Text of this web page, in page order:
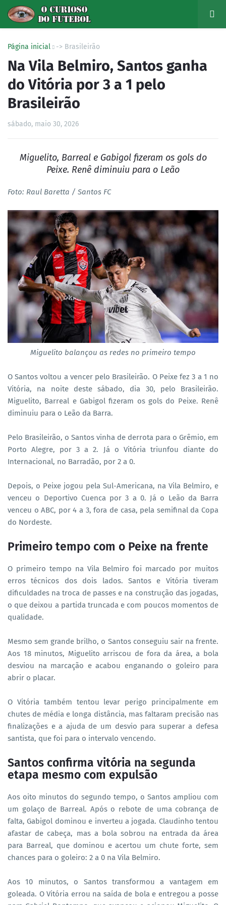
Página inicial -> Brasileirão
Na Vila Belmiro, Santos ganha
do Vitória por 3 a 1 pelo
Brasileirão
sábado, maio 30, 2026
Miguelito, Barreal e Gabigol fizeram os gols do
Peixe. Renê diminuiu para o Leão
Foto: Raul Baretta / Santos FC
Miguelito balançou as redes no primeiro tempo
O Santos voltou a vencer pelo Brasileirão. O Peixe fez 3 a 1 no
Vitória, na noite deste sábado, dia 30, pelo Brasileirão.
Miguelito, Barreal e Gabigol fizeram os gols do Peixe. Renê
diminuiu para o Leão da Barra.
Pelo Brasileirão, o Santos vinha de derrota para o Grêmio, em
Porto Alegre, por 3 a 2. Já o Vitória triunfou diante do
Internacional, no Barradão, por 2 a 0.
Depois, o Peixe jogou pela Sul-Americana, na Vila Belmiro, e
venceu o Deportivo Cuenca por 3 a 0. Já o Leão da Barra
venceu o ABC, por 4 a 3, fora de casa, pela semifinal da Copa
do Nordeste.
Primeiro tempo com o Peixe na frente
O primeiro tempo na Vila Belmiro foi marcado por muitos
erros técnicos dos dois lados. Santos e Vitória tiveram
dificuldades na troca de passes e na construção das jogadas,
o que deixou a partida truncada e com poucos momentos de
qualidade.
Mesmo sem grande brilho, o Santos conseguiu sair na frente.
Aos 18 minutos, Miguelito arriscou de fora da área, a bola
desviou na marcação e acabou enganando o goleiro para
abrir o placar.
O Vitória também tentou levar perigo principalmente em
chutes de média e longa distância, mas faltaram precisão nas
finalizações e a ajuda de um desvio para superar a defesa
santista, que foi para o intervalo vencendo.
Santos confirma vitória na segunda
etapa mesmo com expulsão
Aos oito minutos do segundo tempo, o Santos ampliou com
um golaço de Barreal. Após o rebote de uma cobrança de
falta, Gabigol dominou e inverteu a jogada. Claudinho tentou
afastar de cabeça, mas a bola sobrou na entrada da área
para Barreal, que dominou e acertou um chute forte, sem
chances para o goleiro: 2 a 0 na Vila Belmiro.
Aos 10 minutos, o Santos transformou a vantagem em
goleada. O Vitória errou na saída de bola e entregou a posse